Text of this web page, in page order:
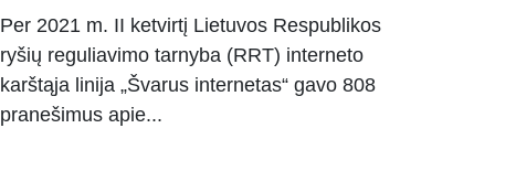
Per 2021 m. II ketvirtį Lietuvos Respublikos
ryšių reguliavimo tarnyba (RRT) interneto
karštąja linija „Švarus internetas“ gavo 808
pranešimus apie...